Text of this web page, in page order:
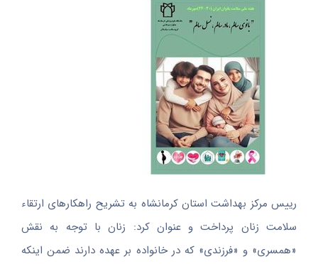
رییس مرکز بهداشت استان کرمانشاه به تشریح راهکارهای ارتقاء
سلامت زنان پرداخت و عنوان کرد: زنان با توجه به نقش
«همسری» و «فرزندی» که در خانواده بر عهده دارند ضمن اینکه